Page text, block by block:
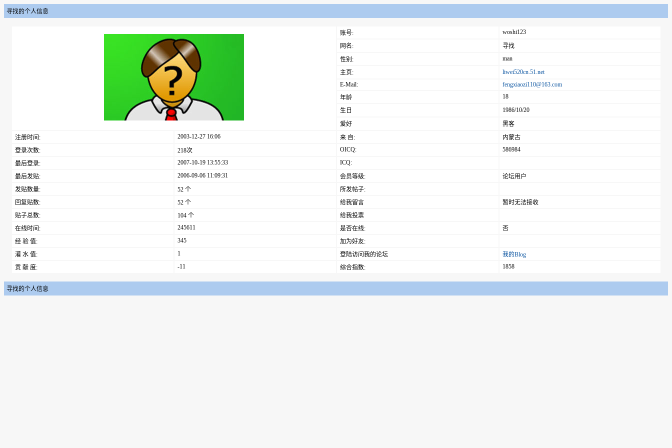
寻找的个人信息
账号:
woshi123
网名:
寻找
性别:
man
主页:
liwei520cn.51.net
E-Mail:
fengxiaozi110@163.com
年龄
18
生日
1986/10/20
爱好
黑客
注册时间:
2003-12-27 16:06 来 自:
内蒙古
登录次数:
218次 OICQ:
586984
最后登录:
2007-10-19 13:55:33
ICQ:
最后发贴:
2006-09-06 11:09:31 会员等级:
论坛用户
发贴数量:
52 个
所发帖子:
回复贴数:
52 个 给我留言
暂时无法接收
贴子总数:
104 个
给我投票
在线时间:
245611 是否在线:
否
经 验 值:
345
加为好友:
灌 水 值:
1 登陆访问我的论坛
我的Blog
贡 献 度:
-11 综合指数: 1858
寻找的个人信息